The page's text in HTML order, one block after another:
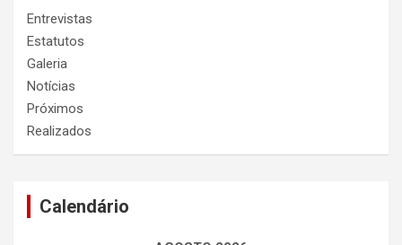
Entrevistas
Estatutos
Galeria
Notícias
Próximos
Realizados
Calendário